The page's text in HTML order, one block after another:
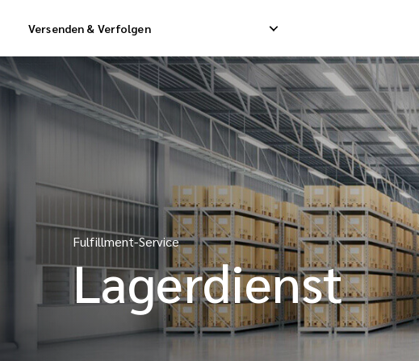
Versenden & Verfolgen
Nationaler Expresszustelldienst Internationaler Direktversand
Internationaler Frachtdienst
Internationale Sammelladung
Fulfillment-Service
Lagerdienst